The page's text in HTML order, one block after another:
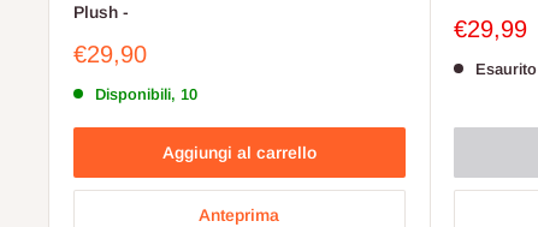
Plush -
Prezzo
€29,90
Disponibili, 10
Aggiungi al carrello
Anteprima
Prezzo
€29,99
Esaurito